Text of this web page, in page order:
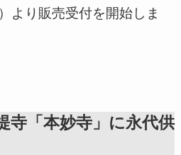
より販売受付を開始しま
寺「本妙寺」に永代供